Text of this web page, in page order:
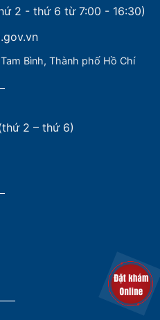
2 - thứ 6 từ 7:00 - 16:30)
Bình, Thành phố Hồ Chí
2 – thứ 6)